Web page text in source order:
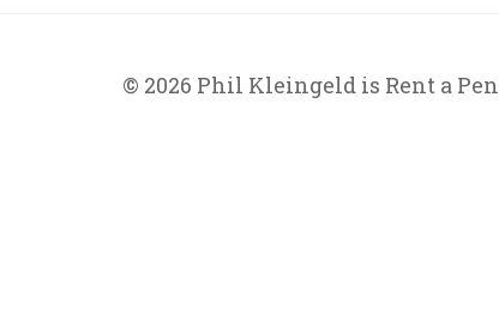
© 2026 Phil Kleingeld is Rent a Pen